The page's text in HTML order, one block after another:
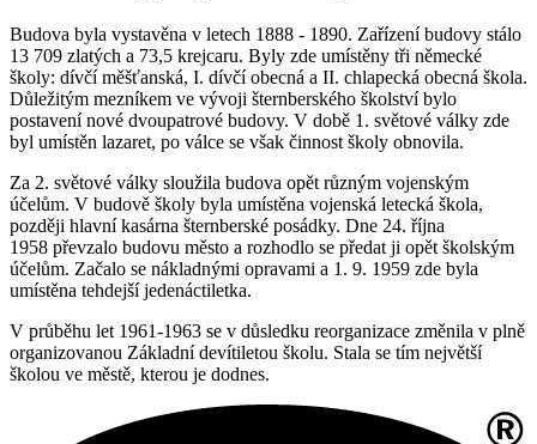
Budova byla vystavěna v letech 1888 - 1890. Zařízení budovy stálo
13 709 zlatých a 73,5 krejcaru. Byly zde umístěny tři německé
školy: dívčí měšťanská, I. dívčí obecná a II. chlapecká obecná škola.
Důležitým mezníkem ve vývoji šternberského školství bylo
postavení nové dvoupatrové budovy. V době 1. světové války zde
byl umístěn lazaret, po válce se však činnost školy obnovila.
Za 2. světové války sloužila budova opět různým vojenským
účelům. V budově školy byla umístěna vojenská letecká škola,
později hlavní kasárna šternberské posádky. Dne 24. října
1958 převzalo budovu město a rozhodlo se předat ji opět školským
účelům. Začalo se nákladnými opravami a 1. 9. 1959 zde byla
umístěna tehdejší jedenáctiletka.
V průběhu let 1961-1963 se v důsledku reorganizace změnila v plně
organizovanou Základní devítiletou školu. Stala se tím největší
školou ve městě, kterou je dodnes.